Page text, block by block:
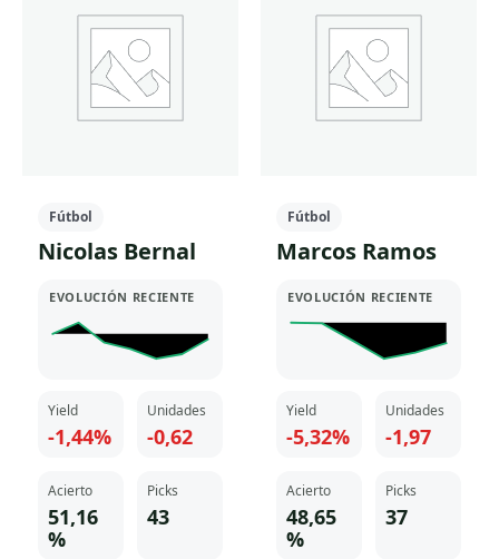
Fútbol
Nicolas Bernal
EVOLUCIÓN RECIENTE
Yield
-1,44%
Unidades
-0,62
Acierto
51,16
%
Picks
43
Fútbol
Marcos Ramos
EVOLUCIÓN RECIENTE
Yield
-5,32%
Unidades
-1,97
Acierto
48,65
%
Picks
37